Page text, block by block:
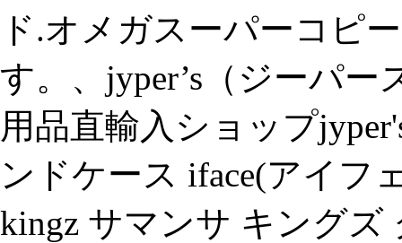
ド.オメガスーパーコピ
す。、jyper’s（ジーパ
用品直輸入ショップ
ンドケース iface(アイフ
kingz サマンサ キングズ